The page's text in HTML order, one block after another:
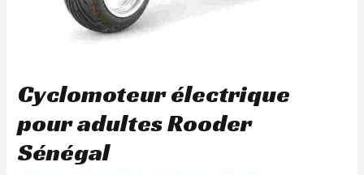
Cyclomoteur électrique
pour adultes Rooder
Sénégal